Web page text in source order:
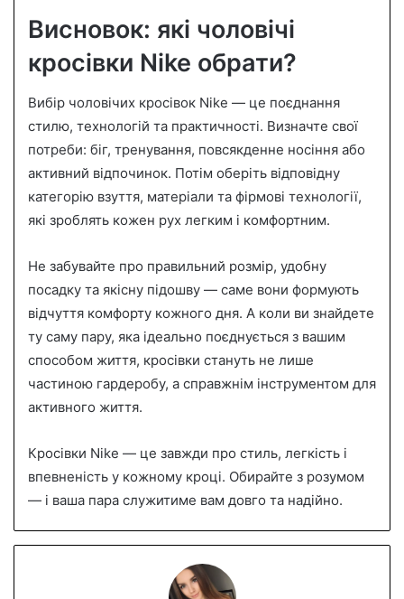
Висновок: які чоловічі
кросівки Nike обрати?
Вибір чоловічих кросівок Nike — це поєднання
стилю, технологій та практичності. Визначте свої
потреби: біг, тренування, повсякденне носіння або
активний відпочинок. Потім оберіть відповідну
категорію взуття, матеріали та фірмові технології,
які зроблять кожен рух легким і комфортним.
Не забувайте про правильний розмір, удобну
посадку та якісну підошву — саме вони формують
відчуття комфорту кожного дня. А коли ви знайдете
ту саму пару, яка ідеально поєднується з вашим
способом життя, кросівки стануть не лише
частиною гардеробу, а справжнім інструментом для
активного життя.
Кросівки Nike — це завжди про стиль, легкість і
впевненість у кожному кроці. Обирайте з розумом
— і ваша пара служитиме вам довго та надійно.